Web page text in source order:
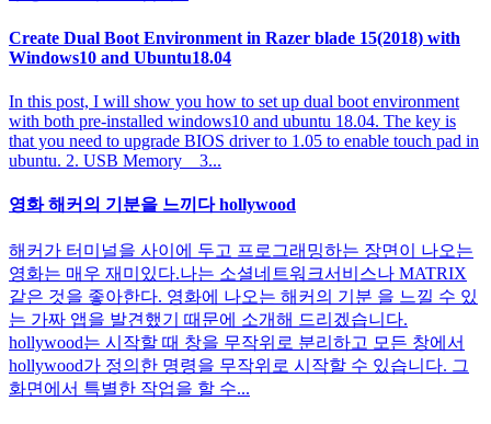
Create Dual Boot Environment in Razer blade 15(2018) with
Windows10 and Ubuntu18.04
In this post, I will show you how to set up dual boot environment
with both pre-installed windows10 and ubuntu 18.04. The key is
that you need to upgrade BIOS driver to 1.05 to enable touch pad in
ubuntu. 2. USB Memory 3...
영화 해커의 기분을 느끼다 hollywood
해커가 터미널을 사이에 두고 프로그래밍하는 장면이 나오는
영화는 매우 재미있다.나는 소셜네트워크서비스나 MATRIX
같은 것을 좋아한다. 영화에 나오는 해커의 기분 을 느낄 수 있
는 가짜 앱을 발견했기 때문에 소개해 드리겠습니다.
hollywood는 시작할 때 창을 무작위로 분리하고 모든 창에서
hollywood가 정의한 명령을 무작위로 시작할 수 있습니다. 그
화면에서 특별한 작업을 할 수...